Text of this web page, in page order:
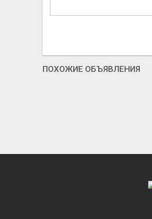
ПОХОЖИЕ ОБЪЯВЛЕНИЯ